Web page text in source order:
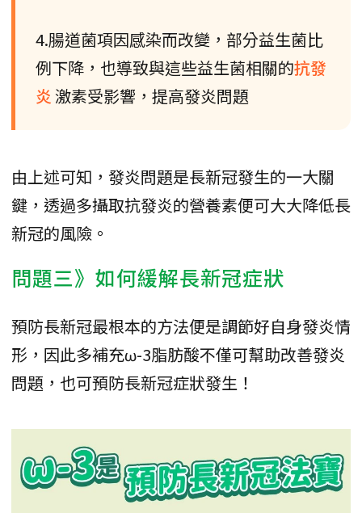
4.腸道菌項因感染而改變，部分益生菌比
例下降，也導致與這些益生菌相關的抗發
炎 激素受影響，提高發炎問題
由上述可知，發炎問題是長新冠發生的一大關
鍵，透過多攝取抗發炎的營養素便可大大降低長
新冠的風險。
問題三》如何緩解長新冠症狀
預防長新冠最根本的方法便是調節好自身發炎情
形，因此多補充ω-3脂肪酸不僅可幫助改善發炎
問題，也可預防長新冠症狀發生！